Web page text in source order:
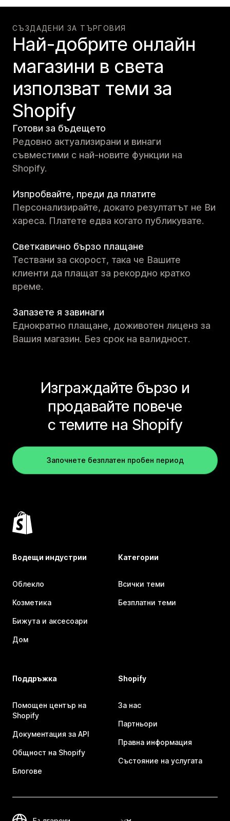
СЪЗДАДЕНИ ЗА ТЪРГОВИЯ
Най-добрите онлайн
магазини в света
използват теми за
Shopify
Готови за бъдещето
Редовно актуализирани и винаги
съвместими с най-новите функции на
Shopify.
Изпробвайте, преди да платите
Персонализирайте, докато резултатът не Ви
хареса. Платете едва когато публикувате.
Светкавично бързо плащане
Тествани за скорост, така че Вашите
клиенти да плащат за рекордно кратко
време.
Запазете я завинаги
Еднократно плащане, доживотен лиценз за
Вашия магазин. Без срок на валидност.
Изграждайте бързо и
продавайте повече
с темите на Shopify
Започнете безплатен пробен период
Водещи индустрии
Облекло
Козметика
Бижута и аксесоари
Дом
Категории
Всички теми
Безплатни теми
Поддръжка
Помощен център на
Shopify
Документация за API
Общност на Shopify
Блогове
Shopify
За нас
Партньори
Правна информация
Състояние на услугата